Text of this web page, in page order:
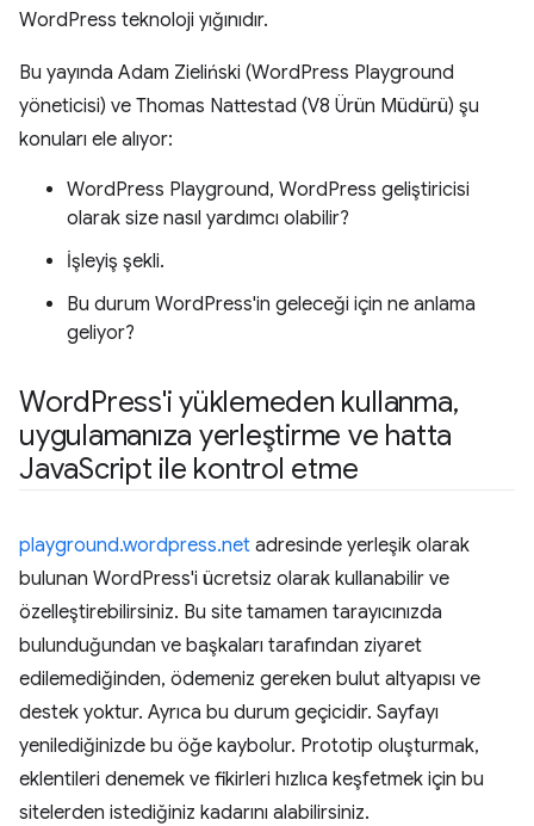
WordPress teknoloji yığınıdır.
Bu yayında Adam Zieliński (WordPress Playground
yöneticisi) ve Thomas Nattestad (V8 Ürün Müdürü) şu
konuları ele alıyor:
WordPress Playground, WordPress geliştiricisi
olarak size nasıl yardımcı olabilir?
İşleyiş şekli.
Bu durum WordPress'in geleceği için ne anlama
geliyor?
WordPress'i yüklemeden kullanma,
uygulamanıza yerleştirme ve hatta
JavaScript ile kontrol etme
playground.wordpress.net adresinde yerleşik olarak
bulunan WordPress'i ücretsiz olarak kullanabilir ve
özelleştirebilirsiniz. Bu site tamamen tarayıcınızda
bulunduğundan ve başkaları tarafından ziyaret
edilemediğinden, ödemeniz gereken bulut altyapısı ve
destek yoktur. Ayrıca bu durum geçicidir. Sayfayı
yenilediğinizde bu öğe kaybolur. Prototip oluşturmak,
eklentileri denemek ve fikirleri hızlıca keşfetmek için bu
sitelerden istediğiniz kadarını alabilirsiniz.